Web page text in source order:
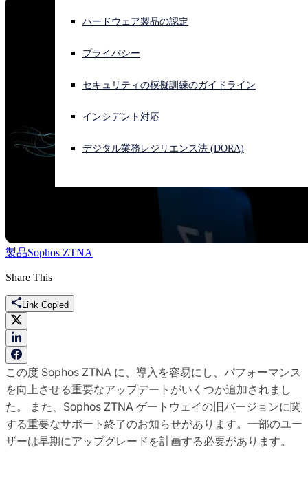
サイバー攻撃を受けている場合、連絡先はこちら
ハードウェア製品の認定
プライバシー
セキュリティの模擬訓練のガイドライン
インシデント対応
デジタル業務レジリエンス法 (DORA)
製品Sophos ZTNA
Share This
Link Copied
この度 Sophos ZTNA に、導入を容易にし、パフォーマンス
を向上させる重要なアップデートがいくつか追加されまし
た。 また、Sophos ZTNA ゲートウェイの旧バージョンに関
する重要なサポート終了のお知らせがあります。一部のユー
ザーは早期にアップグレードを計画する必要があります。